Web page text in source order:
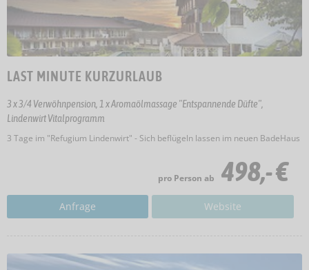
LAST MINUTE KURZURLAUB
3 x 3/4 Verwöhnpension, 1 x Aromaölmassage "Entspannende Düfte",
Lindenwirt Vitalprogramm
3 Tage im "Refugium Lindenwirt" - Sich beflügeln lassen im neuen BadeHaus
pro Person ab 498,- €
Anfrage Website